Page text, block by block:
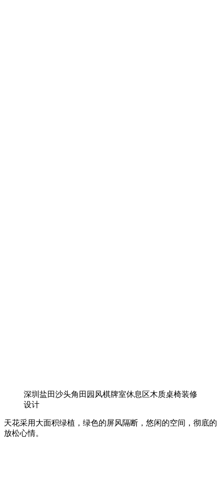
深圳盐田沙头角田园风棋牌室休息区木质桌椅装修
设计
天花采用大面积绿植，绿色的屏风隔断，悠闲的空间，彻底的
放松心情。